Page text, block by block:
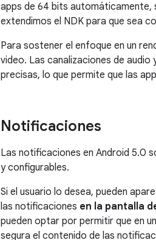
apps de 64 bits automáticamente,
extendimos el NDK para que sea
Para sostener el enfoque en un
video. Las canalizaciones de
precisas, lo que permite que las
Notificaciones
Las notificaciones en Android 5.0
y configurables.
Si el usuario lo desea, pueden
las notificaciones en la pantalla
pueden optar por permitir que en
segura el contenido de las